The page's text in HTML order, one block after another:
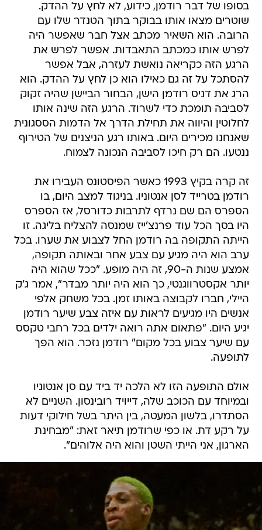
בסופו של דבר רודמן, כידוע, לא לחץ על ההדק.
שוטרים מצאו אותו בבוקר בתוך הטנדר שלו עם
הרובה. הוא השאיר מכתב אצל חבר שאפשר היה
לפרש אותו כמכתב התאבדות. אפשר לפרש את
הרגע הזה כקריאה נואשת לעזרה, אבל אפשר
להסתכל על זה גם כאילו הוא כן לחץ על ההדק. הוא
הרג את דניס רודמן הישן, הבחור הביישן שהיה זקוק
לסביבה תומכת כדי לשרוד. הרגע הזה שינה אותו
לחלוטין והיווה את תחילת הדרך אל הדמות הססגונית
שאנחנו מכירים היום. באותו רגע הניצנים של הטירוף
ננטעו. הם רק חיכו לסביבה הנכונה לצמוח.
זה קרה בקיץ 1993 כאשר הפיסטונס העבירו את
רודמן בטרייד לסן אנטוניו. בניגוד למצב היום, בו
הספרס הם שם נרדף לתרבות כדורסל, אז הספרס
היו בסך הכל עוד פרנצ'ייז שמנסה להצליח בליגה. זו
הייתה התקופה בה רודמן החל לצבוע את שערו. בכל
ערב הוא היה מגיע עם צבע אחר ובאותה תקופה,
אמצע שנות ה-90, זה היה מופע. "ככל שהוא היה
יותר אקסטרווגנטי, כך הוא היה יותר מבדר", אמר ג'ק
היילי, חברו לקבוצה באותו זמן. בכל משחק אלפי
אנשים היו מגיעים לראות עם איזה צבע שיער רודמן
יגיע היום. "פתאום אתה רואה ילדים בכל רחבי טקסס
עם שיער צבוע בכל מקום" רודמן נזכר. הוא הפך
לתופעה.
אולם התופעה הזו לא הלכה יד ביד עם סן אנטוניו
ובמיוחד עם הכוכב שלה, דייויד רובינסון. השניים לא
הסתדרו, בלשון המעטה, בין היתר בשל חילוקי דעות
על רקע דת. או כפי שרודמן תיאר זאת: "מבחינת
הארגון, אני הייתי השטן והוא היה אלוהים".